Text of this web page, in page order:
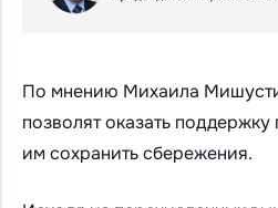
По мнению Михаила
позволят оказать
им сохранить сбережения.